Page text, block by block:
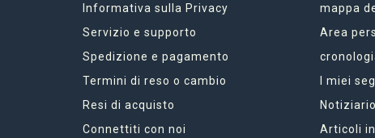
Informativa sulla Privacy
Servizio e supporto
Spedizione e pagamento
Termini di reso o cambio
Resi di acquisto
Connettiti con noi
mappa
Area
I miei
Notiziario
Articoli